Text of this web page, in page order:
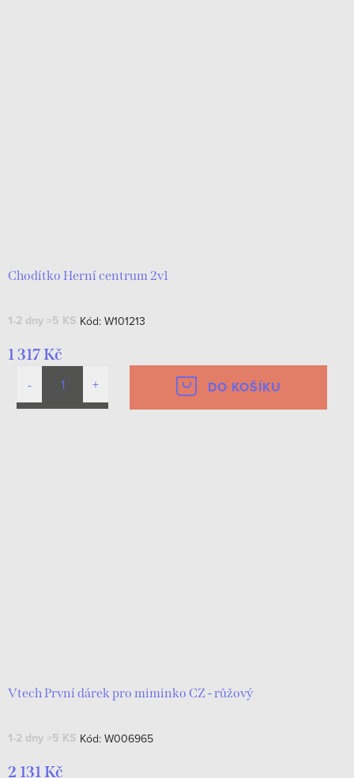
Chodítko Herní centrum 2v1
1-2 dny >5 KS Kód: W101213
1 317 Kč
DO KOŠÍKU
Vtech První dárek pro miminko CZ - růžový
1-2 dny >5 KS Kód: W006965
2 131 Kč